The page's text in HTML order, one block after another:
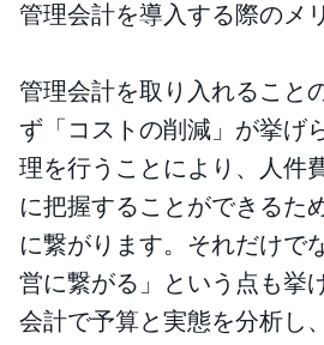
管理会計を導入する際のメ
管理会計を取り入れること
ず「コストの削減」が挙げ
理を行うことにより、人件
に把握することができるた
に繋がります。それだけで
営に繋がる」という点も挙
会計で予算と実態を分析し